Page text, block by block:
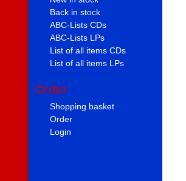
Back in stock
ABC-Lists CDs
ABC-Lists LPs
List of all items CDs
List of all items LPs
Order
Shopping basket
Order
Login